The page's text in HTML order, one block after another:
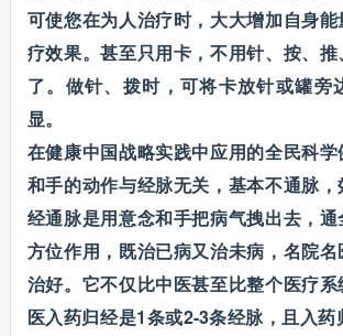
可使您在为人治疗时，大大增加自身
疗效果。甚至只用卡，不用针、按、
了。做针、拨时，可将卡放针或罐旁
显。
在健康中国战略实践中应用的全民科
和手的动作与经脉无关，基本不通脉
经通脉是用意念和手把病气拽出去，
方位作用，既治已病又治未病，名院
治好。它不仅比中医甚至比整个医疗
医入药归经是1条或2-3条经脉，且入